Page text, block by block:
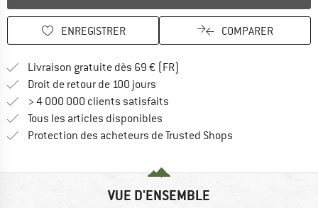
ENREGISTRER COMPARER
Livraison gratuite dès 69 € (FR)
Droit de retour de 100 jours
> 4 000 000 clients satisfaits
Tous les articles disponibles
Protection des acheteurs de Trusted Shops
VUE D'ENSEMBLE